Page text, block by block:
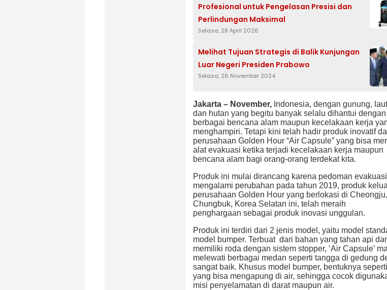
Profesional untuk Pengelasan Presisi dan
Perlindungan Maksimal
Selasa, 28 April 2026
Melihat Tujuan Strategis di Balik Kunjungan
Luar Negeri Presiden Prabowo
Selasa, 26 November 2024
Jakarta – November, Indonesia, dengan gunung,
dan hutan yang begitu banyak selalu dihantui dengan
berbagai bencana alam maupun kecelakaan kerja
menghampiri. Tetapi kini telah hadir produk inovatif
perusahaan Golden Hour “Air Capsule” yang bisa
alat evakuasi ketika terjadi kecelakaan kerja maupun
bencana alam bagi orang-orang terdekat kita.
Produk ini mulai dirancang karena pedoman evakuasi
mengalami perubahan pada tahun 2019, produk
perusahaan Golden Hour yang berlokasi di Cheongju,
Chungbuk, Korea Selatan ini, telah meraih
penghargaan sebagai produk inovasi unggulan.
Produk ini terdiri dari 2 jenis model, yaitu model
model bumper. Terbuat dari bahan yang tahan api
memiliki roda dengan sistem stopper, ‘Air Capsule’
melewati berbagai medan seperti tangga di gedung
sangat baik. Khusus model bumper, bentuknya
yang bisa mengapung di air, sehingga cocok
misi penyelamatan di darat maupun air.